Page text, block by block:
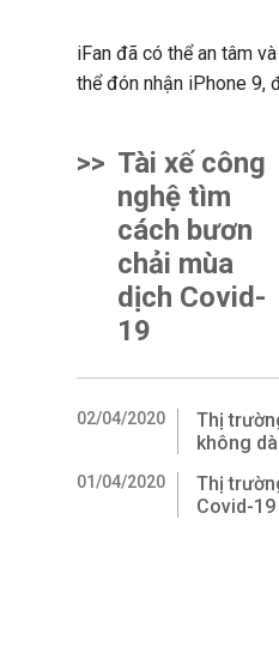
iFan đã có thể an tâm
thể đón nhận iPhone 9,
>> Tài xế công
nghệ tìm
cách bươn
chải mùa
dịch Covid-
19
02/04/2020
Thị
không
01/04/2020
Thị
Covid-19